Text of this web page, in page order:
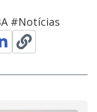
#Notícias